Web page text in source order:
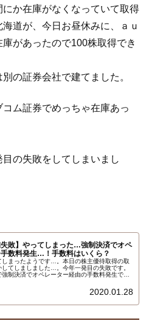
か在庫がなくなっていて取得
道が、今日お昼休みに、ａｕ
があったので100株取得でき
の証券会社で建てました。
ム証券でめっちゃ在庫あっ
の失敗をしてしまいまし
失敗】やってしまった…強制決済でオペ
数料発生…！手数料はいくら？
しまったようです…。本日の株主優待取得の取
してしましました…。今年一発目の失敗です。
強制決済でオペレーター経由の手数料発生で
2020.01.28